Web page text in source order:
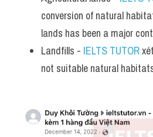
conversion of natural
lands has been a major
Landfills - IELTS TUTOR
not suitable natural